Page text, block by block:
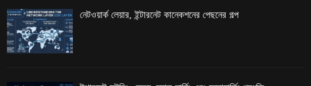
নেটওয়ার্ক লেয়ার, ইন্টারনেট কানেকশনের পেছনের গল্প